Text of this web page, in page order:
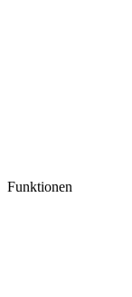
Funktionen